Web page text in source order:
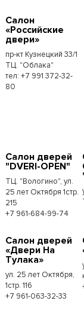
Салон
«Российские
двери»
пр-кт Кузнецкий 33/1
ТЦ. "Облака"
тел: +7 991 372-32-
80
Салон дверей
"DVERI-OPEN"
ТЦ. "Вологино", ул.
25 лет Октября 1стр.
215
+7 961-684-99-74
Салон дверей
«Двери На
Тулака»
ул. 25 лет Октября,
1стр. 116
+7 961-063-32-33